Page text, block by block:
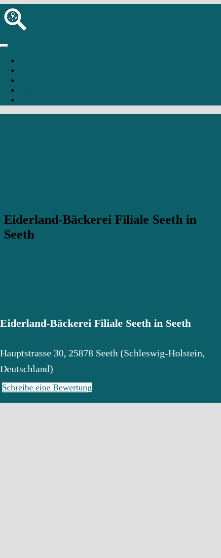
Eiderland-Bäckerei Filiale Seeth in
Seeth
Eiderland-Bäckerei Filiale Seeth in Seeth
Hauptstrasse 30, 25878 Seeth (Schleswig-Holstein,
Deutschland)
Schreibe eine Bewertung